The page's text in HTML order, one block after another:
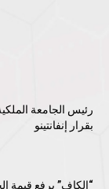
رئيس الجامعة
بقرار إنفانتينو
“الكاف” يرفع قيمة